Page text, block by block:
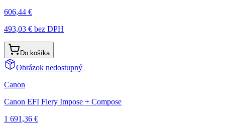
606,44 €
493,03 € bez DPH
Do košíka
Obrázok nedostupný
Canon
Canon EFI Fiery Impose + Compose
1 691,36 €